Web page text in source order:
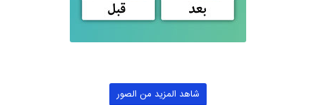
شاهد المزيد من الصور